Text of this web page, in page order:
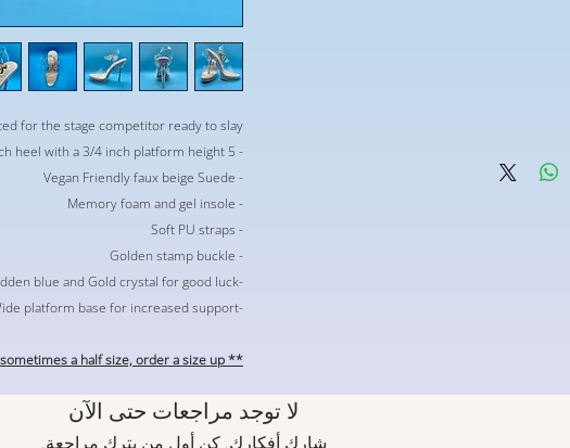
for the stage competitor ready to slay!!
- 5 inch heel with a 3/4 inch platform height
- Vegan Friendly faux beige Suede
- Memory foam and gel insole
- Soft PU straps
- Golden stamp buckle
-Hidden blue and Gold crystal for good luck
-Wide platform base for increased support
** only full sizes . If you are sometimes a half size, order a size up **
لا توجد مراجعات حتى الآن
شارك أفكارك. كن أول من يترك مراجعة.